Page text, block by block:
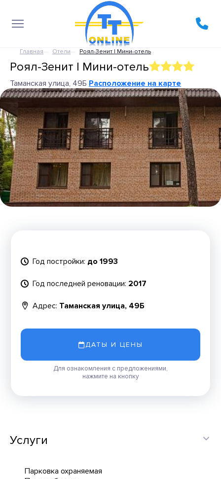
Главная Отели Роял-Зенит I Мини-отель
Роял-Зенит I Мини-отель
Таманская улица, 49Б Расположение на карте
Год постройки: до 1993
Год последней реновации: 2017
Адрес: Таманская улица, 49Б
ДАТЫ И ЦЕНЫ
Для ознакомления с предложениями,
нажмите на кнопку
Услуги
Парковка охраняемая